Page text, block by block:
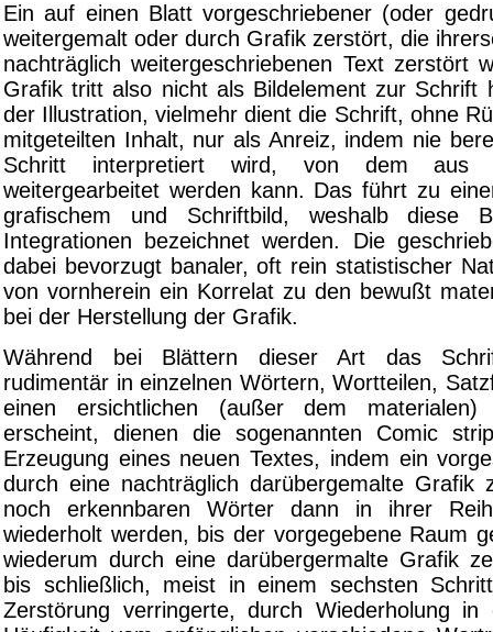
Ein auf einen Blatt vorgeschriebener (oder
weitergemalt oder durch Grafik zerstört, die
nachträglich weitergeschriebenen Text zerstört
Grafik tritt also nicht als Bildelement zur Schrift
der Illustration, vielmehr dient die Schrift, ohne
mitgeteilten Inhalt, nur als Anreiz, indem nie
Schritt interpretiert wird, von dem
weitergearbeitet werden kann. Das führt zu
grafischem und Schriftbild, weshalb diese
Integrationen bezeichnet werden. Die
dabei bevorzugt banaler, oft rein statistischer
von vornherein ein Korrelat zu den bewußt
bei der Herstellung der Grafik.
Während bei Blättern dieser Art das
rudimentär in einzelnen Wörtern, Wortteilen,
einen ersichtlichen (außer dem materialen)
erscheint, dienen die sogenannten Comic
Erzeugung eines neuen Textes, indem ein
durch eine nachträglich darübergemalte Grafik
noch erkennbaren Wörter dann in ihrer
wiederholt werden, bis der vorgegebene Raum
wiederum durch eine darübergermalte Grafik
bis schließlich, meist in einem sechsten
Zerstörung verringerte, durch Wiederholung in